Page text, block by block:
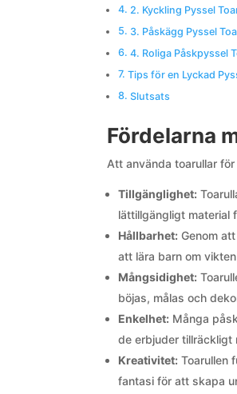
2. Kyckling Pyssel
3. Påskägg Pyssel
4. Roliga Påskpyssel
Tips för en Lyckad
Slutsats
Fördelarna
Att använda toarullar
Tillgänglighet:
lättillgängligt material
Hållbarhet: Genom
att lära barn om
Mångsidighet:
böjas, målas och
Enkelhet: Många
de erbjuder tillräckligt
Kreativitet: Toarullen
fantasi för att skapa